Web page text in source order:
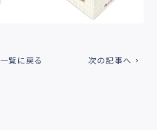
一覧に戻る 次の記事へ